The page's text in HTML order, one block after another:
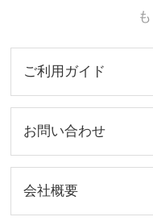
り贅沢に自分だけの
お肌にやさしぃ、金
してお使い頂けま
ご利用ガイド
お問い合わせ
会社概要